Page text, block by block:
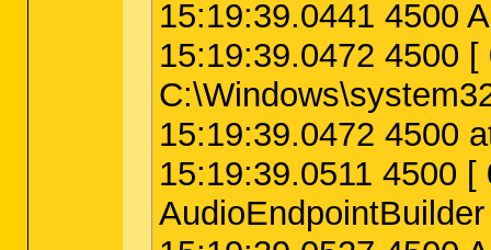
15:19:39.0441 4500
15:19:39.0472 4500
15:19:39.0472 4500
15:19:39.0511 4500